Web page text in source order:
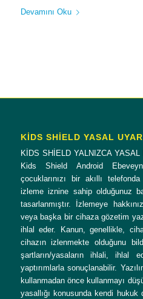
Devamını Oku
KİDS SHİELD YASAL
KİDS SHİELD YALNIZCA
Kids Shield Android
çocuklarınızı bir akıllı
izleme iznine sahip olduğunuz
tasarlanmıştır. İzlemeye
veya başka bir cihaza gözetim
ihlal eder. Kanun, genellikle,
cihazın izlenmekte olduğunu
şartların/yasaların ihlali, ihlal
yaptırımlarla sonuçlanabilir.
kullanmadan önce kullanmayı
yasallığı konusunda kendi hukuk